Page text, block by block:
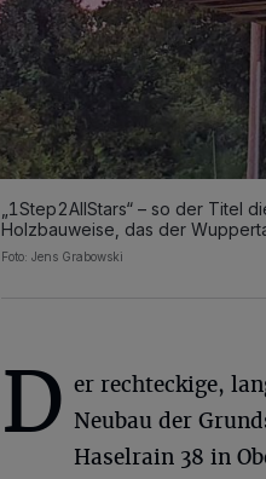
„1Step2AllStars“ – so der Titel
Holzbauweise, das der
Foto: Jens Grabowski
D er rechteckige,
Neubau der
Haselrain 38 in